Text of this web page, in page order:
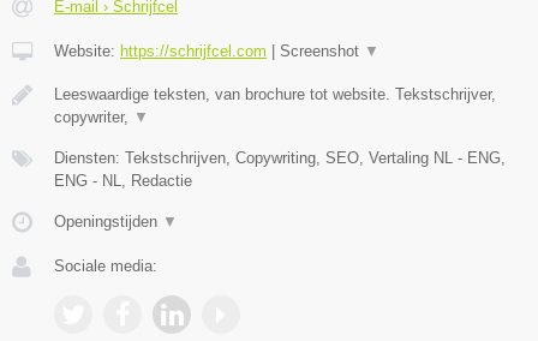
E-mail › Schrijfcel
Website: https://schrijfcel.com Screenshot ▼
Leeswaardige teksten, van brochure tot website. Tekstschrijver,
copywriter, ▼
Diensten: Tekstschrijven, Copywriting, SEO, Vertaling NL - ENG,
ENG - NL, Redactie
Openingstijden ▼
Sociale media: